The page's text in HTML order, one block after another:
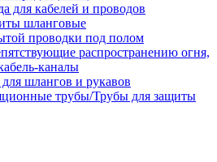
для кабелей и проводов
шланговые
проводки под полом
распространению огня,
каналы
шлангов и рукавов
трубы/Трубы для защиты